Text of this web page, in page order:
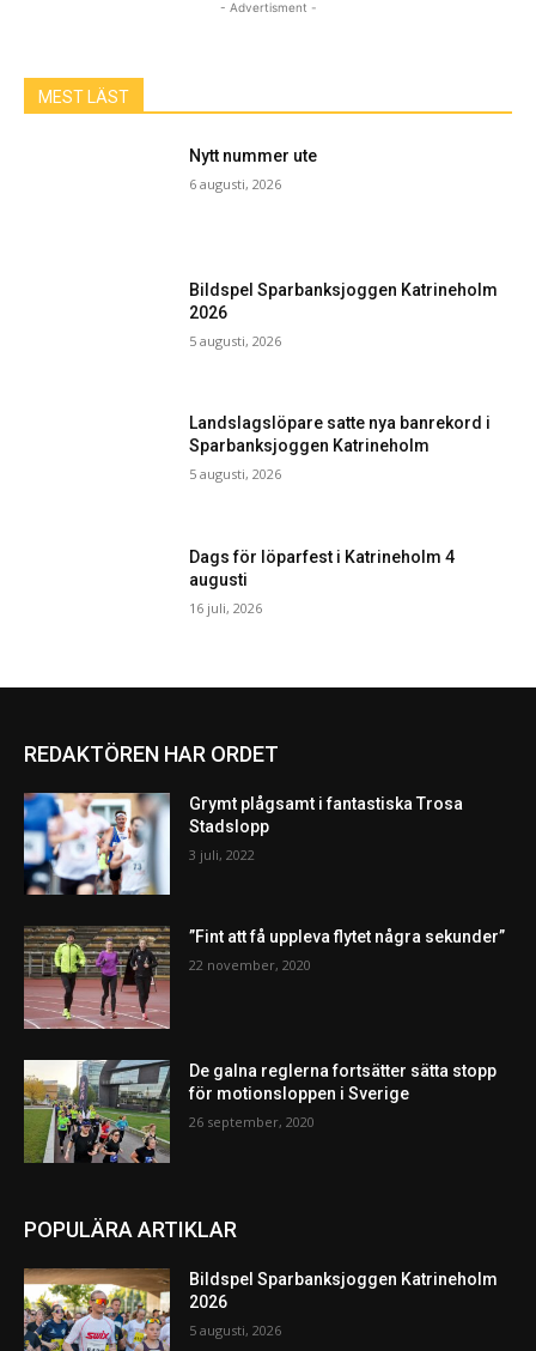
- Advertisment -
MEST LÄST
Nytt nummer ute
6 augusti, 2026
Bildspel Sparbanksjoggen Katrineholm
2026
5 augusti, 2026
Landslagslöpare satte nya banrekord i
Sparbanksjoggen Katrineholm
5 augusti, 2026
Dags för löparfest i Katrineholm 4
augusti
16 juli, 2026
REDAKTÖREN HAR ORDET
Grymt plågsamt i fantastiska Trosa
Stadslopp
3 juli, 2022
”Fint att få uppleva flytet några sekunder”
22 november, 2020
De galna reglerna fortsätter sätta stopp
för motionsloppen i Sverige
26 september, 2020
POPULÄRA ARTIKLAR
Bildspel Sparbanksjoggen Katrineholm
2026
5 augusti, 2026